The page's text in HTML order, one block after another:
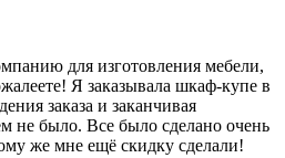
для изготовления мебели,
Я заказывала шкаф-купе в
заказа и заканчивая
не было. Все было сделано очень
же мне ещё скидку сделали!